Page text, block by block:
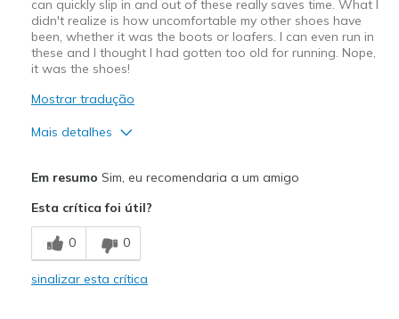
can quickly slip in and out of these really saves time. What I
didn't realize is how uncomfortable my other shoes have
been, whether it was the boots or loafers. I can even run in
these and I thought I had gotten too old for running. Nope,
it was the shoes!
Mostrar tradução
Mais detalhes
Melhores utilizações
Casual Wear
Travel
Em resumo Sim, eu recomendaria a um amigo
Esta crítica foi útil?
0 0
sinalizar esta crítica